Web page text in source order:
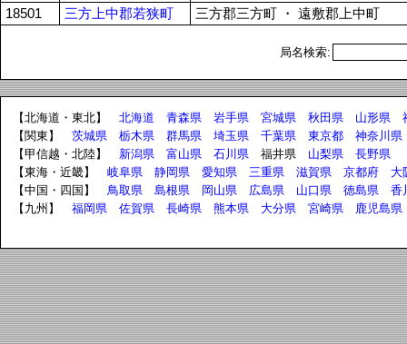
18501
三方上中郡若狭町 三方郡三方町 ・ 遠敷郡上中町
局名検索:
【北海道・東北】北海道 青森県 岩手県 宮城県 秋田県 山形県
【関東】茨城県 栃木県 群馬県 埼玉県 千葉県 東京都
神奈川県
【甲信越・北陸】 新潟県 富山県 石川県 福井県 山梨県
長野県
【東海・近畿】岐阜県 静岡県 愛知県 三重県 滋賀県 京都府
大
【中国・四国】鳥取県 島根県 岡山県 広島県 山口県 徳島県
香
【九州】福岡県 佐賀県 長崎県 熊本県 大分県 宮崎県 鹿児島県